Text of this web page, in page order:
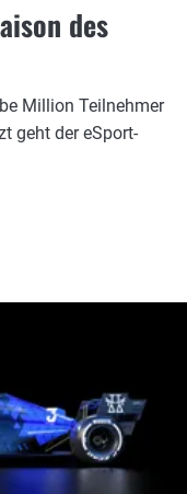
des
Million Teilnehmer
geht der eSport-